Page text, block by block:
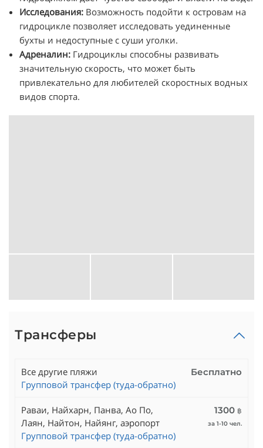
Исследования: Возможность подойти к островам на
гидроцикле позволяет исследовать уединенные
бухты и недоступные с суши уголки.
Адреналин: Гидроциклы способны развивать
значительную скорость, что может быть
привлекательно для любителей скоростных водных
видов спорта.
Трансферы
Все другие пляжи
Групповой трансфер (туда-обратно)
Бесплатно
Раваи, Найхарн, Панва, Ао По,
Лаян, Найтон, Найянг, аэропорт
Групповой трансфер (туда-обратно)
1300 ฿
за 1-10 чел.